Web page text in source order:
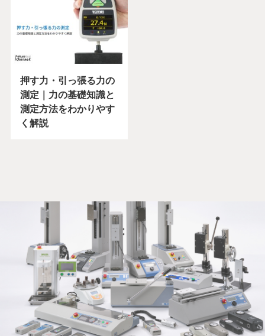
押す力・引っ張る力の
測定｜力の基礎知識と
測定方法をわかりやす
く解説